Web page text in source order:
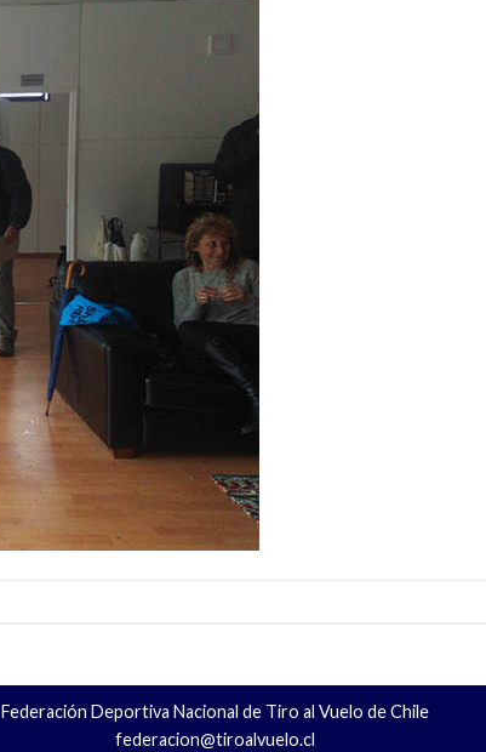
Federación Deportiva Nacional de Tiro al Vuelo de Chile
federacion@tiroalvuelo.cl